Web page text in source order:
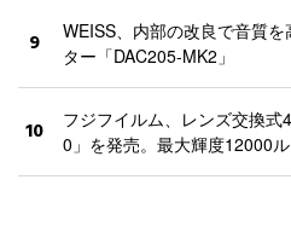
9
WEISS、内部の改良で音質
ター「DAC205-MK2」
10
フジフイルム、レンズ交換
0」を発売。最大輝度12000